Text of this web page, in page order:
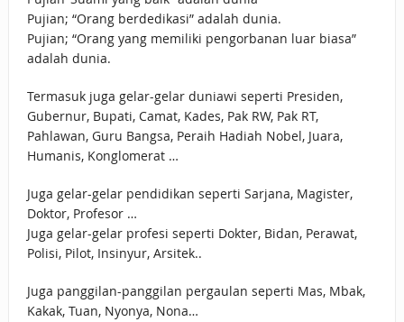
Pujian; “Orang berdedikasi” adalah dunia.
Pujian; “Orang yang memiliki pengorbanan luar biasa”
adalah dunia.
Termasuk juga gelar-gelar duniawi seperti Presiden,
Gubernur, Bupati, Camat, Kades, Pak RW, Pak RT,
Pahlawan, Guru Bangsa, Peraih Hadiah Nobel, Juara,
Humanis, Konglomerat …
Juga gelar-gelar pendidikan seperti Sarjana, Magister,
Doktor, Profesor …
Juga gelar-gelar profesi seperti Dokter, Bidan, Perawat,
Polisi, Pilot, Insinyur, Arsitek..
Juga panggilan-panggilan pergaulan seperti Mas, Mbak,
Kakak, Tuan, Nyonya, Nona…